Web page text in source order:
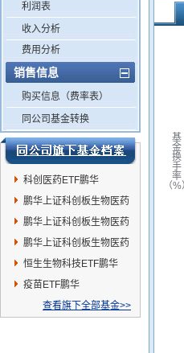
利润表
收入分析
费用分析
销售信息
购买信息（费率表）
同公司基金转换
科创医药ETF鹏华
鹏华上证科创板生物医药
ETF发起式联接C
鹏华上证科创板生物医药
ETF发起式联接A
鹏华上证科创板生物医药
ETF发起式联接I
恒生生物科技ETF鹏华
疫苗ETF鹏华
查看旗下全部基金>>
基
金
换
手
率
（%